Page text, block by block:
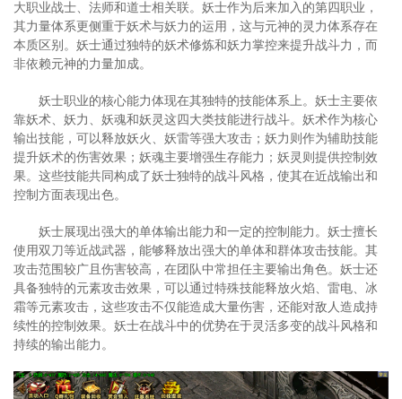
大职业战士、法师和道士相关联。妖士作为后来加入的第四职业，
其力量体系更侧重于妖术与妖力的运用，这与元神的灵力体系存在
本质区别。妖士通过独特的妖术修炼和妖力掌控来提升战斗力，而
非依赖元神的力量加成。
妖士职业的核心能力体现在其独特的技能体系上。妖士主要依
靠妖术、妖力、妖魂和妖灵这四大类技能进行战斗。妖术作为核心
输出技能，可以释放妖火、妖雷等强大攻击；妖力则作为辅助技能
提升妖术的伤害效果；妖魂主要增强生存能力；妖灵则提供控制效
果。这些技能共同构成了妖士独特的战斗风格，使其在近战输出和
控制方面表现出色。
妖士展现出强大的单体输出能力和一定的控制能力。妖士擅长
使用双刀等近战武器，能够释放出强大的单体和群体攻击技能。其
攻击范围较广且伤害较高，在团队中常担任主要输出角色。妖士还
具备独特的元素攻击效果，可以通过特殊技能释放火焰、雷电、冰
霜等元素攻击，这些攻击不仅能造成大量伤害，还能对敌人造成持
续性的控制效果。妖士在战斗中的优势在于灵活多变的战斗风格和
持续的输出能力。